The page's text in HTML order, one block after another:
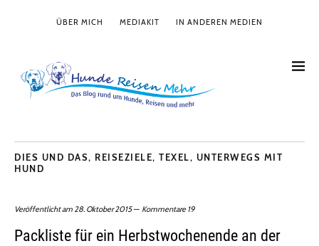
ÜBER MICH MEDIAKIT IN ANDEREN MEDIEN
DIES UND DAS, REISEZIELE, TEXEL, UNTERWEGS MIT
HUND
Veröffentlicht am 28. Oktober 2015 Kommentare 19
Packliste für ein Herbstwochenende an der